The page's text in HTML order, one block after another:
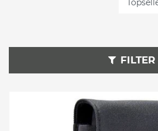
FILTER